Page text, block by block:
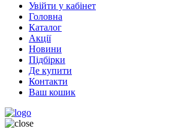
Увійти у кабінет
Головна
Каталог
Акції
Новини
Підбірки
Де купити
Контакти
Ваш кошик